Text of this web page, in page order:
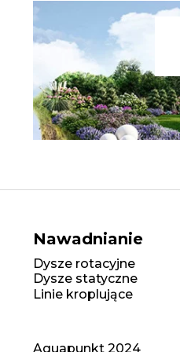
Nawadnianie
Dysze rotacyjne
Dysze statyczne
Linie kroplujące
Aquapunkt 2024